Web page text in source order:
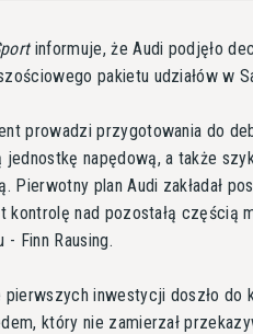
informuje, że Audi podjęło
pakietu udziałów w
prowadzi przygotowania do
jednostkę napędową, a także
Pierwotny plan Audi zakładał
kontrolę nad pozostałą częścią
- Finn Rausing.
pierwszych inwestycji doszło do
który nie zamierzał